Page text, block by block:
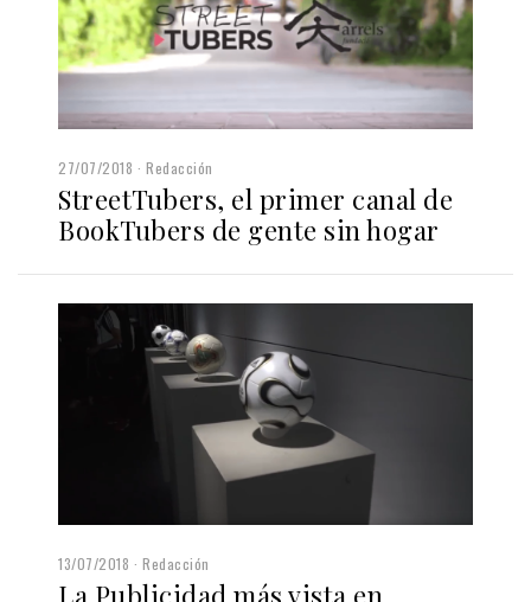
27/07/2018 Redacción
StreetTubers, el primer canal de
BookTubers de gente sin hogar
13/07/2018 Redacción